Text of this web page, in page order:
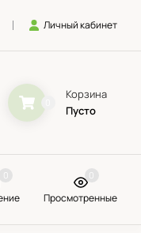
Личный кабинет
Корзина
Пусто
0
Просмотренные
0